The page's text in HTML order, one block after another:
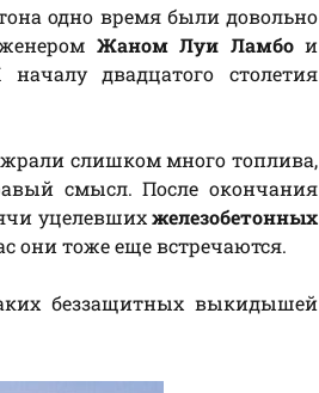
одно время были довольно
Жаном Луи Ламбои
двадцатого столетия
слишком много топлива,
смысл. После окончания
уцелевшихжелезобетонных
они тоже еще встречаются.
беззащитных выкидышей